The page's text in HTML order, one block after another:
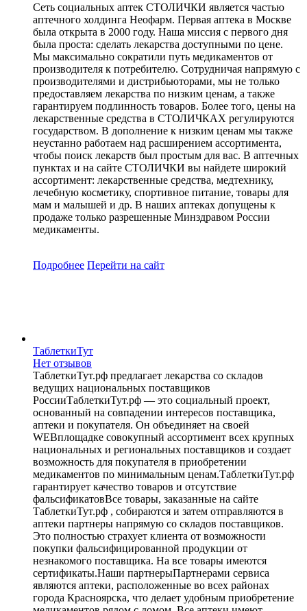
Сеть социальных аптек СТОЛИЧКИ является частью
аптечного холдинга Неофарм. Первая аптека в Москве
была открыта в 2000 году. Наша миссия с первого дня
была проста: сделать лекарства доступными по цене.
Мы максимально сократили путь медикаментов от
производителя к потребителю. Сотрудничая напрямую с
производителями и дистрибьюторами, мы не только
предоставляем лекарства по низким ценам, а также
гарантируем подлинность товаров. Более того, цены на
лекарственные средства в СТОЛИЧКАХ регулируются
государством. В дополнение к низким ценам мы также
неустанно работаем над расширением ассортимента,
чтобы поиск лекарств был простым для вас. В аптечных
пунктах и на сайте СТОЛИЧКИ вы найдете широкий
ассортимент: лекарственные средства, медтехнику,
лечебную косметику, спортивное питание, товары для
мам и малышей и др. В наших аптеках допущены к
продаже только разрешенные Минздравом России
медикаменты.
Подробнее Перейти на сайт
ТаблеткиТут
Нет отзывов
ТаблеткиТут.рф предлагает лекарства со складов
ведущих национальных поставщиков
РоссииТаблеткиТут.рф — это социальный проект,
основанный на совпадении интересов поставщика,
аптеки и покупателя. Он объединяет на своей
WEBплощадке совокупный ассортимент всех крупных
национальных и региональных поставщиков и создает
возможность для покупателя в приобретении
медикаментов по минимальным ценам.ТаблеткиТут.рф
гарантирует качество товаров и отсутствие
фальсификатовВсе товары, заказанные на сайте
ТаблеткиТут.рф , собираются и затем отправляются в
аптеки партнеры напрямую со складов поставщиков.
Это полностью страхует клиента от возможности
покупки фальсифицированной продукции от
незнакомого поставщика. На все товары имеются
сертификаты.Наши партнерыПартнерами сервиса
являются аптеки, расположенные во всех районах
города Красноярска, что делает удобным приобретение